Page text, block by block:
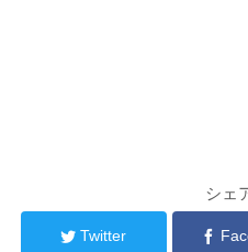
シェ
Twitter